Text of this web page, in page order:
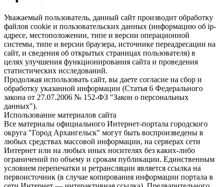
Уважаемый пользователь, данный сайт производит обработку
файлов cookie и пользовательских данных (информацию об ip-
адресе, местоположении, типе и версии операционной
системы, типе и версии браузера, источнике переадресации на
сайт, и сведения об открытых страницах пользователя) в
целях улучшения функционирования сайта и проведения
статистических исследований.
Продолжая использовать сайт, вы даете согласие на сбор и
обработку указанной информации (Статья 6 Федерального
закона от 27.07.2006 № 152-ФЗ "Закон о персональных
данных").
Использование материалов сайта
Все материалы официального Интернет-портала городского
округа "Город Архангельск" могут быть воспроизведены в
любых средствах массовой информации, на серверах сети
Интернет или на любых иных носителях без каких-либо
ограничений по объему и срокам публикации. Единственным
условием перепечатки и ретрансляции является ссылка на
первоисточник (в случае копирования информации портала в